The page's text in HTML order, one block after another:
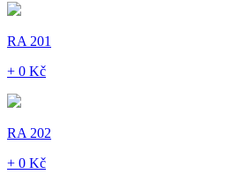
RA 201
+ 0 Kč
RA 202
+ 0 Kč